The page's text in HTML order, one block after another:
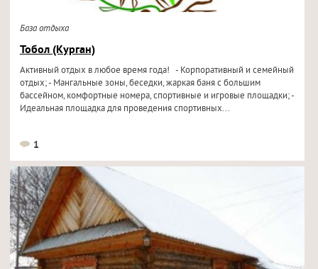
База отдыха
Тобол (Курган)
Активный отдых в любое время года! - Корпоративный и семейный
отдых; - Мангальные зоны, беседки, жаркая баня с большим
бассейном, комфортные номера, спортивные и игровые площадки; -
Идеальная площадка для проведения спортивных...
1